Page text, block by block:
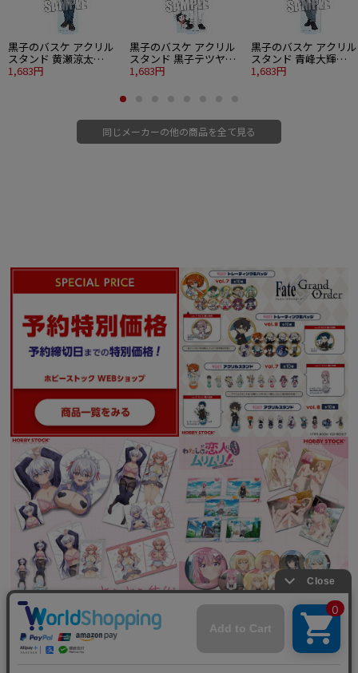
黒子のバスケ アクリル
スタンド 黄瀬涼太
Strawberry Ver.
1,683円
黒子のバスケ アクリル
スタンド 黒子テツヤ
Strawberry Ver.
1,683円
黒子のバスケ アクリル
スタンド 青峰大輝
Strawberry Ver.
1,683円
同じメーカーの他の商品を全て見る